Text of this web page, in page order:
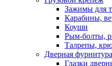
Зажимы для
Карабины,
Коуши
Рым-болты,
Талрепы,
Дверная фурнитура
Глазки